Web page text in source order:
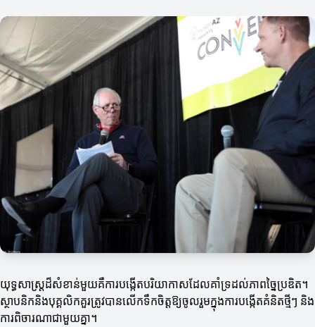
យុទ្ធសាស្ត្រដ៏សំខាន់មួយគឺការបង្កើតបរិយាកាសដែលគាំទ្រដល់ភាពច្នៃប្រឌិត។
ស្ថាបនិកនិងបុគ្គលិកគួរត្រូវបានលើកទឹកចិត្តឱ្យចូលរួមក្នុងការបង្កើតគំនិតថ្មីៗ និង
ការពិចារណាជាមួយគ្នា។